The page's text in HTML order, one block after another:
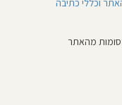
וכללי כתיבה
מהאתר